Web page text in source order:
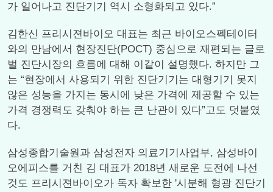
가 일어나고 진단기기 역시 소형화되고 있다.”
김한신 프리시젼바이오 대표는 최근 바이오스펙테이터
와의 만남에서 현장진단(POCT) 중심으로 재편되는 글로
벌 진단시장의 흐름에 대해 이같이 설명했다. 하지만 그
는 “현장에서 사용되기 위한 진단기기는 대형기기 못지
않은 성능을 가지는 동시에 낮은 가격에 제공할 수 있는
가격 경쟁력도 갖춰야 하는 큰 난관이 있다”고도 덧붙였
다.
삼성종합기술원과 삼성전자 의료기기사업부, 삼성바이
오에피스를 거친 김 대표가 2018년 새로운 도전에 나선
것도 프리시젼바이오가 독자 확보한 '시분해 형광 진단기